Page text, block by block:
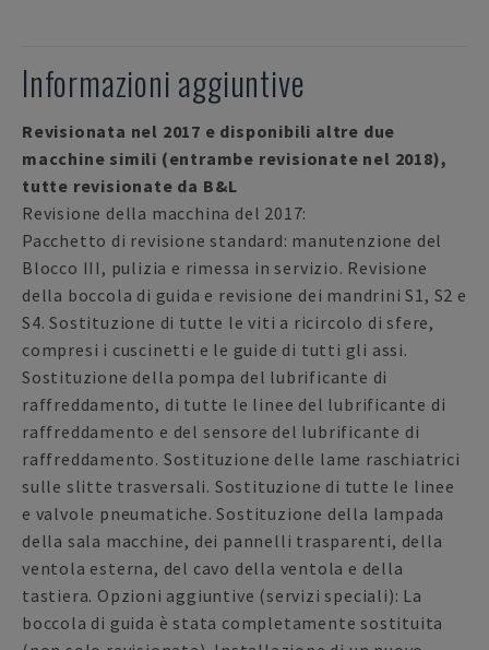
Informazioni aggiuntive
Revisionata nel 2017 e disponibili altre due
macchine simili (entrambe revisionate nel 2018),
tutte revisionate da B&L
Revisione della macchina del 2017:
Pacchetto di revisione standard: manutenzione del
Blocco III, pulizia e rimessa in servizio. Revisione
della boccola di guida e revisione dei mandrini S1, S2 e
S4. Sostituzione di tutte le viti a ricircolo di sfere,
compresi i cuscinetti e le guide di tutti gli assi.
Sostituzione della pompa del lubrificante di
raffreddamento, di tutte le linee del lubrificante di
raffreddamento e del sensore del lubrificante di
raffreddamento. Sostituzione delle lame raschiatrici
sulle slitte trasversali. Sostituzione di tutte le linee
e valvole pneumatiche. Sostituzione della lampada
della sala macchine, dei pannelli trasparenti, della
ventola esterna, del cavo della ventola e della
tastiera. Opzioni aggiuntive (servizi speciali): La
boccola di guida è stata completamente sostituita